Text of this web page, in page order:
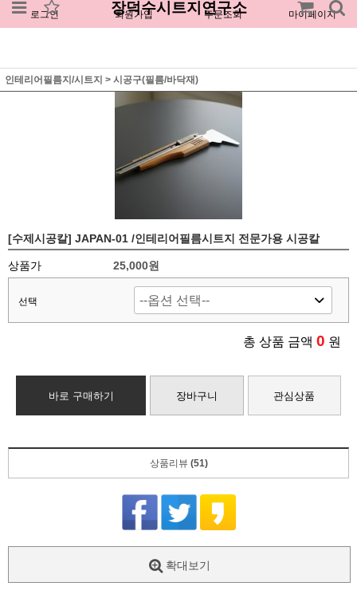
로그인 회원가입 주문조회 마이페이지
장덕수시트지연구소
인테리어필름지/시트지 > 시공구(필름/바닥재)
[수제시공칼] JAPAN-01 /인테리어필름시트지 전문가용 시공칼
상품가 25,000원
선택
총 상품 금액 0 원
바로 구매하기 장바구니 관심상품
상품리뷰 (51)
확대보기